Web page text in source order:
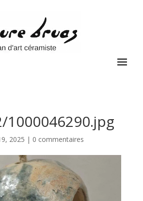
1000046290.jpg
2025 | 0 commentaires